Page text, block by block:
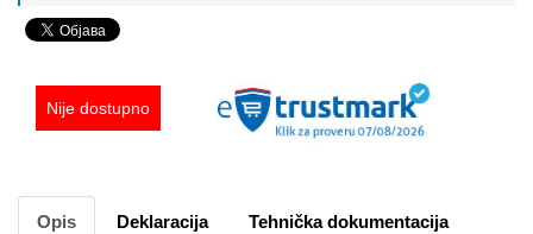
Nije dostupno
Opis Deklaracija Tehnička dokumentacija